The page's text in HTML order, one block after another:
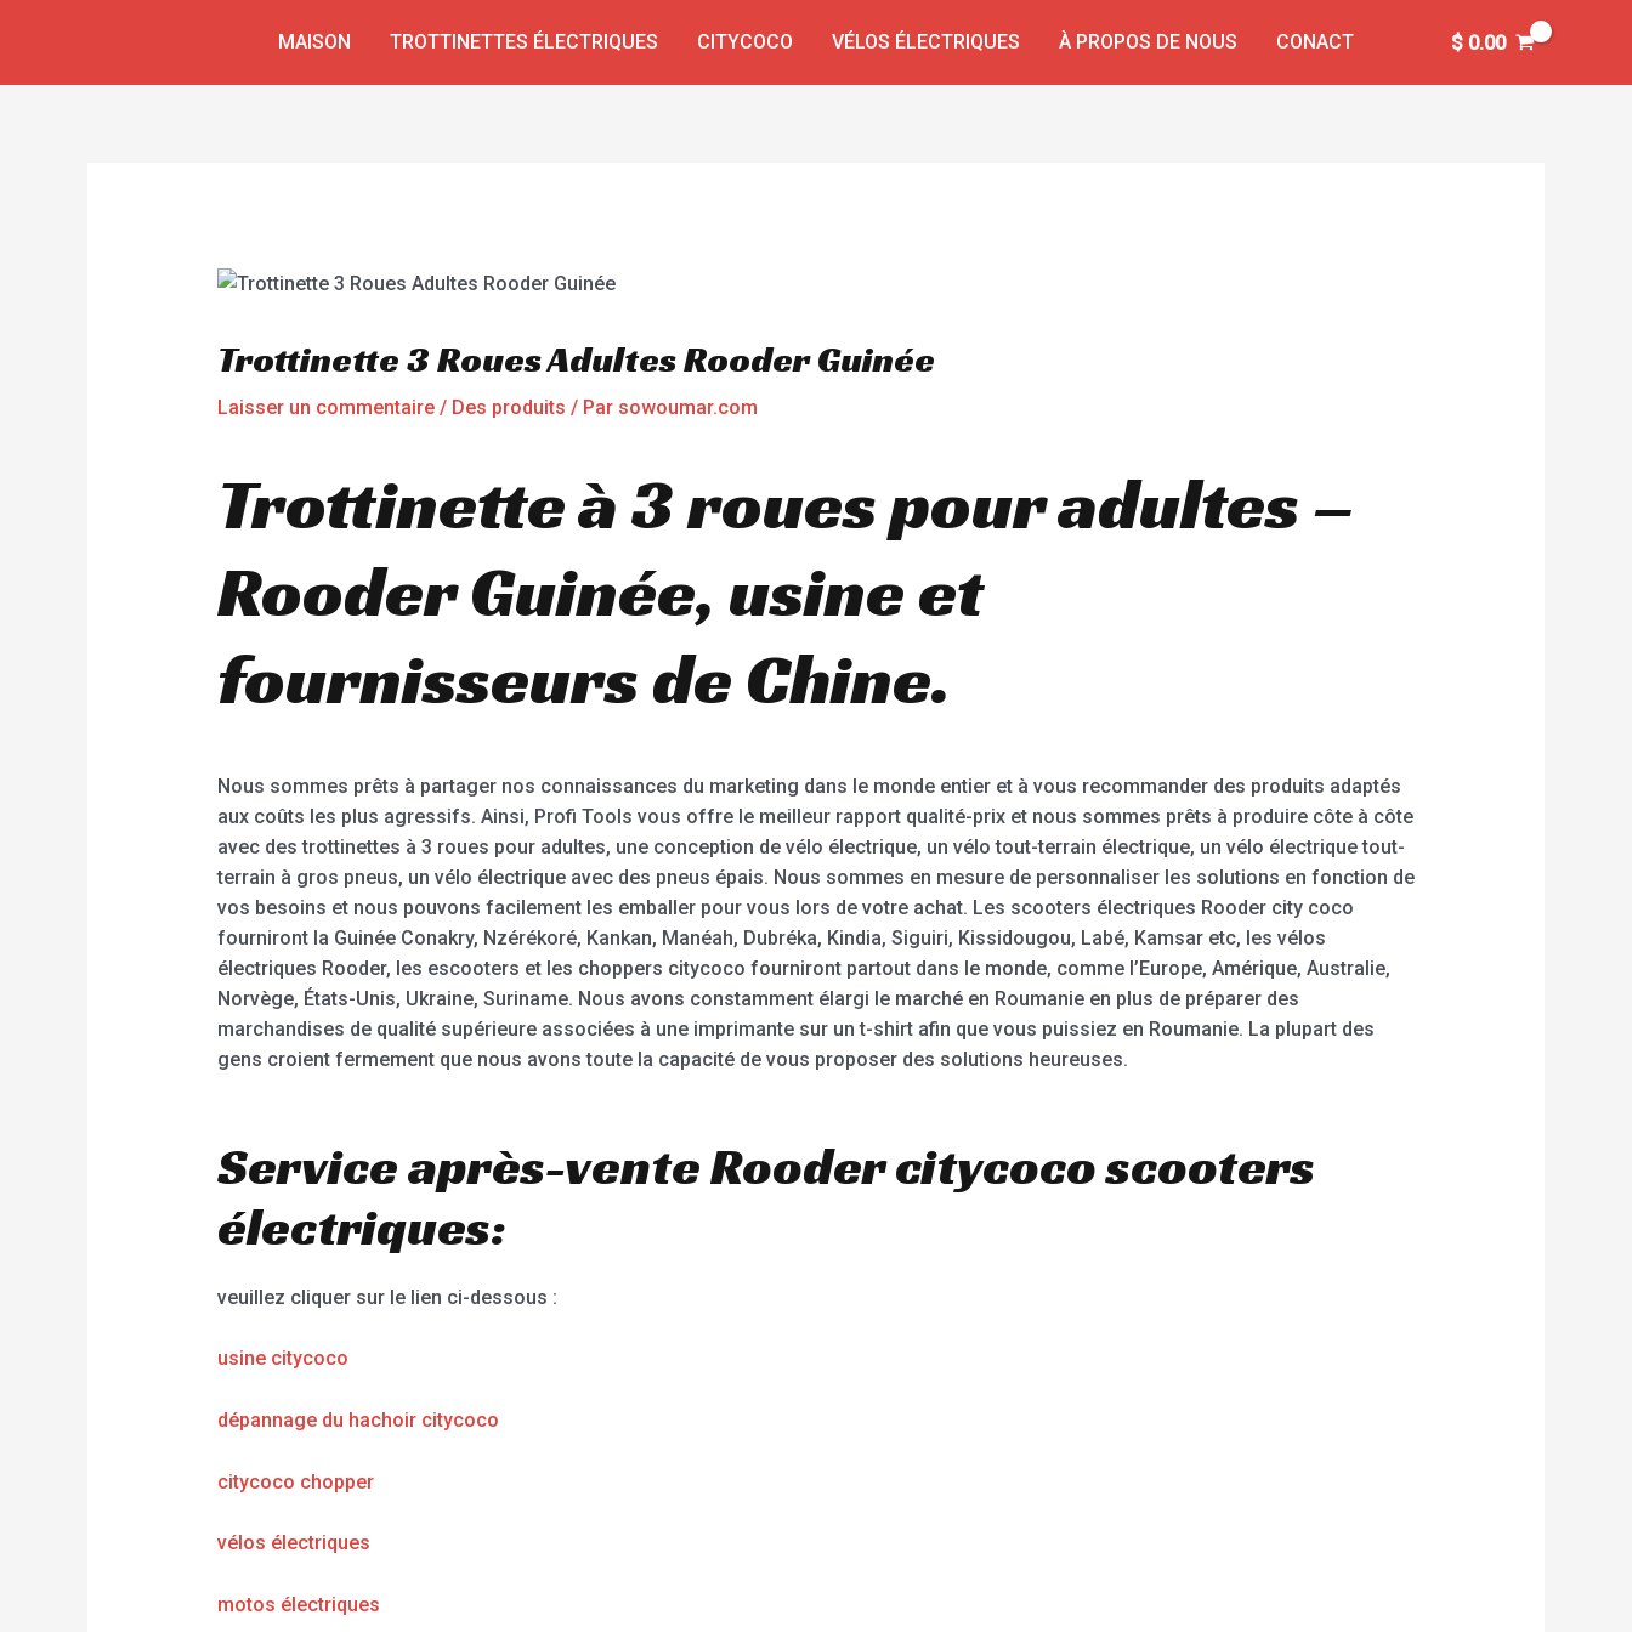
MAISON TROTTINETTES ÉLECTRIQUES CITYCOCO VÉLOS ÉLECTRIQUES À PROPOS DE NOUS CONACT $0.00
Trottinette 3 Roues Adultes Rooder Guinée
Laisser un commentaire / Des produits / Par sowoumar.com
Trottinette à 3 roues pour adultes –
Rooder Guinée, usine et
fournisseurs de Chine.
Nous sommes prêts à partager nos connaissances du marketing dans le monde entier et à vous recommander des produits adaptés
aux coûts les plus agressifs. Ainsi, Profi Tools vous offre le meilleur rapport qualité-prix et nous sommes prêts à produire côte à côte
avec des trottinettes à 3 roues pour adultes, une conception de vélo électrique, un vélo tout-terrain électrique, un vélo électrique tout-
terrain à gros pneus, un vélo électrique avec des pneus épais. Nous sommes en mesure de personnaliser les solutions en fonction de
vos besoins et nous pouvons facilement les emballer pour vous lors de votre achat. Les scooters électriques Rooder city coco
fourniront la Guinée Conakry, Nzérékoré, Kankan, Manéah, Dubréka, Kindia, Siguiri, Kissidougou, Labé, Kamsar etc, les vélos
électriques Rooder, les escooters et les choppers citycoco fourniront partout dans le monde, comme l’Europe, Amérique, Australie,
Norvège, États-Unis, Ukraine, Suriname. Nous avons constamment élargi le marché en Roumanie en plus de préparer des
marchandises de qualité supérieure associées à une imprimante sur un t-shirt afin que vous puissiez en Roumanie. La plupart des
gens croient fermement que nous avons toute la capacité de vous proposer des solutions heureuses.
Service après-vente Rooder citycoco scooters
électriques:
veuillez cliquer sur le lien ci-dessous :
usine citycoco
dépannage du hachoir citycoco
citycoco chopper
vélos électriques
motos électriques